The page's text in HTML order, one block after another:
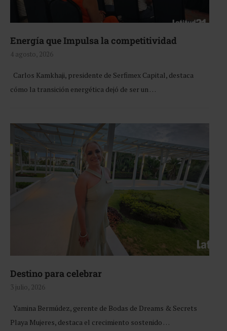
Energía que Impulsa la competitividad
4 agosto, 2026
Carlos Kamkhaji, presidente de Serfimex Capital, destaca
cómo la transición energética dejó de ser un …
Destino para celebrar
3 julio, 2026
Yamina Bermúdez, gerente de Bodas de Dreams & Secrets
Playa Mujeres, destaca el crecimiento sostenido …